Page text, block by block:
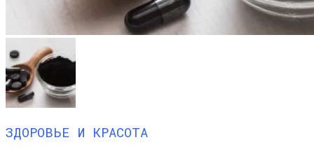
ЗДОРОВЬЕ И КРАСОТА